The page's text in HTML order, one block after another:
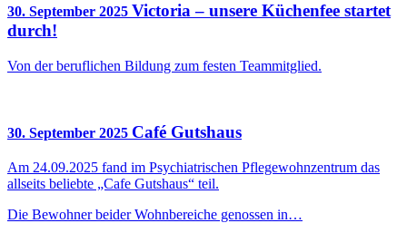
30. September 2025 Victoria – unsere Küchenfee startet
durch!
Von der beruflichen Bildung zum festen Teammitglied.
30. September 2025 Café Gutshaus
Am 24.09.2025 fand im Psychiatrischen Pflegewohnzentrum das
allseits beliebte „Cafe Gutshaus“ teil.
Die Bewohner beider Wohnbereiche genossen in…